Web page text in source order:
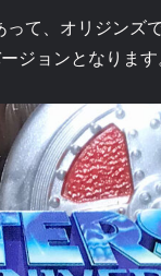
て、オリジンズ
ジョンとなります